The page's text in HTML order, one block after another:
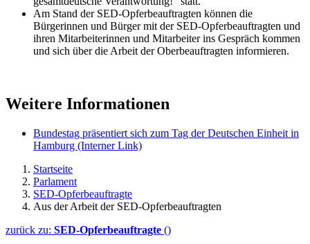
Am Stand der SED-Opferbeauftragten können die
Bürgerinnen und Bürger mit der SED-Opferbeauftragten und
ihren Mitarbeiterinnen und Mitarbeiter ins Gespräch kommen
und sich über die Arbeit der Oberbeauftragten informieren.
Weitere Informationen
Bundestag präsentiert sich zum Tag der Deutschen Einheit in
Hamburg (Interner Link)
Startseite
Parlament
SED-Opferbeauftragte
Aus der Arbeit der SED-Opferbeauftragten
zurück zu: SED-Opferbeauftragte ()